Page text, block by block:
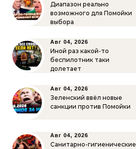
Диапазон реально
возможного для Помойки
выбора
Авг 04, 2026
Иной раз какой-то
беспилотник таки
долетает
Авг 04, 2026
Зеленский ввёл новые
санкции против Помойки
Авг 04, 2026
Санитарно-гигиенические